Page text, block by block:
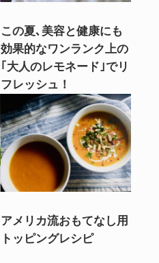
この夏､美容と健康にも
効果的なワンランク上の
｢大人のレモネード｣でリ
フレッシュ！
アメリカ流おもてなし用
トッピングレシピ